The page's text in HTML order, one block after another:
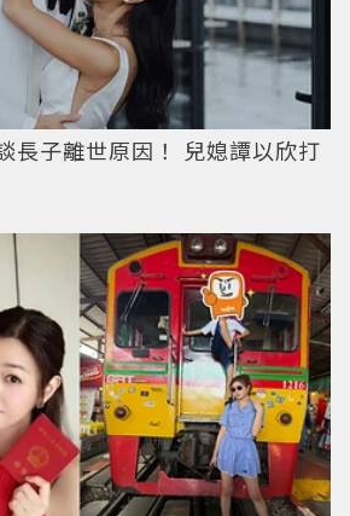
長子離世原因！ 兒媳譚以欣打